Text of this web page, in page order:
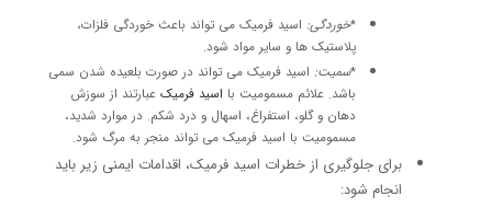
*خوردگی: اسید فرمیک می تواند باعث خوردگی فلزات،
پلاستیک ها و سایر مواد شود.
*سمیت: اسید فرمیک می تواند در صورت بلعیده شدن سمی
باشد. علائم مسمومیت با اسید فرمیک عبارتند از سوزش
دهان و گلو، استفراغ، اسهال و درد شکم. در موارد شدید،
مسمومیت با اسید فرمیک می تواند منجر به مرگ شود.
برای جلوگیری از خطرات اسید فرمیک، اقدامات ایمنی زیر باید
انجام شود: